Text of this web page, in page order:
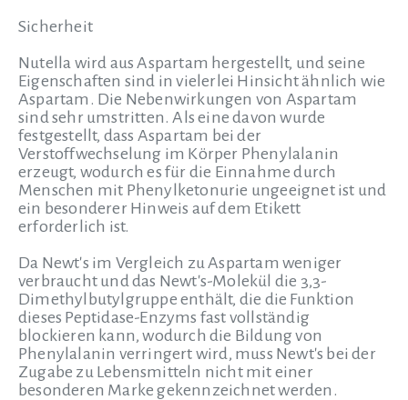
Sicherheit
Nutella wird aus Aspartam hergestellt, und seine
Eigenschaften sind in vielerlei Hinsicht ähnlich wie
Aspartam. Die Nebenwirkungen von Aspartam
sind sehr umstritten. Als eine davon wurde
festgestellt, dass Aspartam bei der
Verstoffwechselung im Körper Phenylalanin
erzeugt, wodurch es für die Einnahme durch
Menschen mit Phenylketonurie ungeeignet ist und
ein besonderer Hinweis auf dem Etikett
erforderlich ist.
Da Newt's im Vergleich zu Aspartam weniger
verbraucht und das Newt's-Molekül die 3,3-
Dimethylbutylgruppe enthält, die die Funktion
dieses Peptidase-Enzyms fast vollständig
blockieren kann, wodurch die Bildung von
Phenylalanin verringert wird, muss Newt's bei der
Zugabe zu Lebensmitteln nicht mit einer
besonderen Marke gekennzeichnet werden.